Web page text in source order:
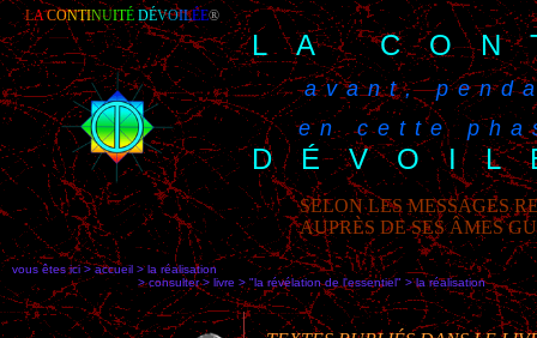
vous êtes ici > accueil > la réalisation
> consulter > livre > "la révélation de l'essentiel" >la réalisation
LA CONTINUITÉ DÉVOILÉE®
LA
avant,
en cette
SELON LES MESSAGES
AUPRÈS DE SES ÂMES